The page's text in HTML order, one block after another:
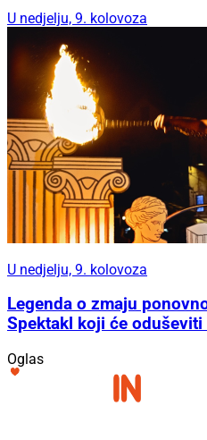
U nedjelju, 9. kolovoza
U nedjelju, 9. kolovoza
Legenda o zmaju
Spektakl koji će oduševiti
Oglas